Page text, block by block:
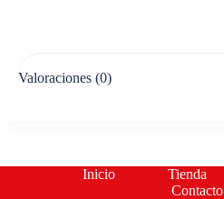
Valoraciones (0)
Inicio Tienda
Contacto